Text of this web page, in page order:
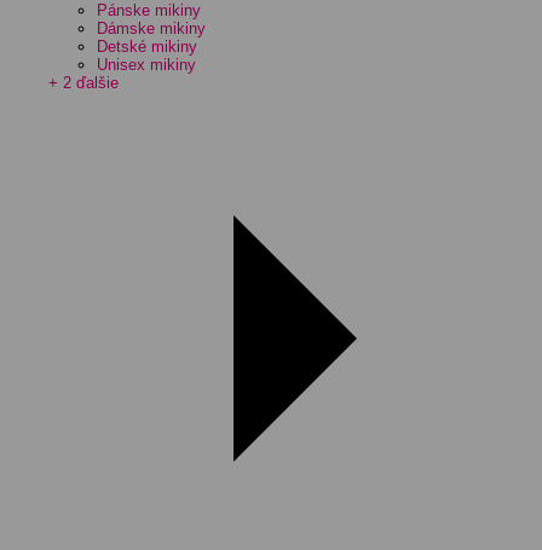
Pánske mikiny
Dámske mikiny
Detské mikiny
Unisex mikiny
+ 2 ďalšie